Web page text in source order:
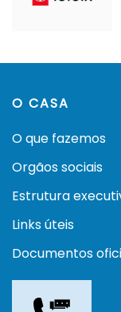
O CASA
O que fazemos
Orgãos sociais
Estrutura
Links úteis
Documentos